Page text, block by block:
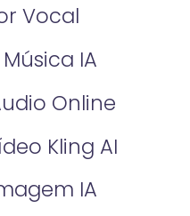
Vocal
IA
Online
Kling AI
IA